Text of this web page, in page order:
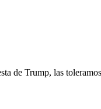
de Trump, las